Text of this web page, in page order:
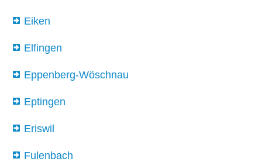
Eiken
Elfingen
Eppenberg-Wöschnau
Eptingen
Eriswil
Fulenbach